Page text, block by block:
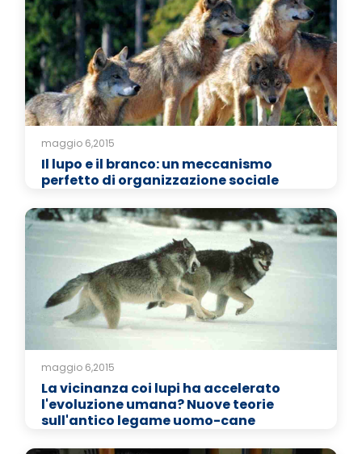
maggio 6,2015
Il lupo e il branco: un meccanismo
perfetto di organizzazione sociale
maggio 6,2015
La vicinanza coi lupi ha accelerato
l'evoluzione umana? Nuove teorie
sull'antico legame uomo-cane